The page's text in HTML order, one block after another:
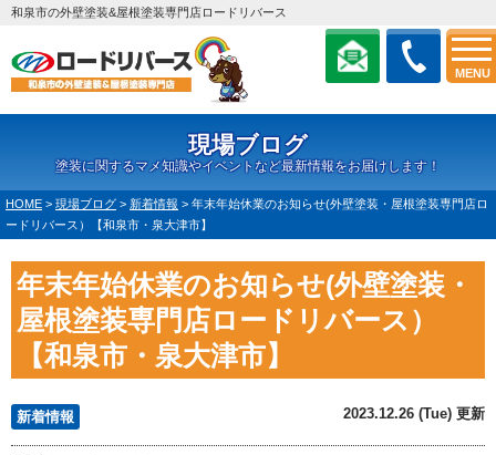
MENU
和泉市の外壁塗装&屋根塗装専門店ロードリバース
現場ブログ
塗装に関するマメ知識やイベントなど最新情報をお届けします！
HOME > 現場ブログ > 新着情報 > 年末年始休業のお知らせ(外壁塗装・屋根塗装専門店ロ
ードリバース）【和泉市・泉大津市】
年末年始休業のお知らせ(外壁塗装・
屋根塗装専門店ロードリバース）
【和泉市・泉大津市】
新着情報 2023.12.26 (Tue) 更新